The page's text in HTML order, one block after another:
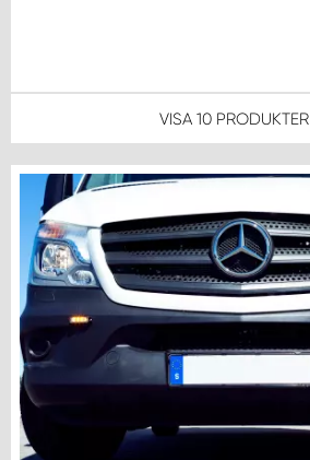
VISA 10 PRODUKTER
WORK SYSTEM STOCKHOLM NORR
WORK SYSTEM STOCKHOLM SYD
WORK SYSTEM SUNDSVALL
WORK SYSTEM TRESTAD
WORK SYSTEM UMEÅ
WORK SYSTEM UPPSALA